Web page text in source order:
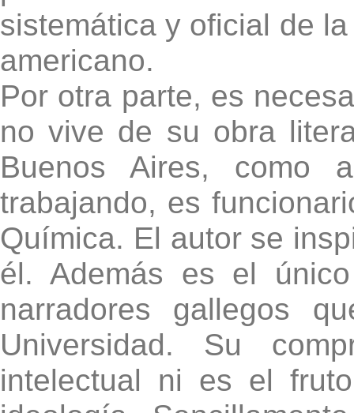
sistemática y oficial de
americano.
Por otra parte, es
no vive de su obra
Buenos Aires, como
trabajando, es
Química. El autor se
él. Además es el
narradores gallegos
Universidad. Su
intelectual ni es el